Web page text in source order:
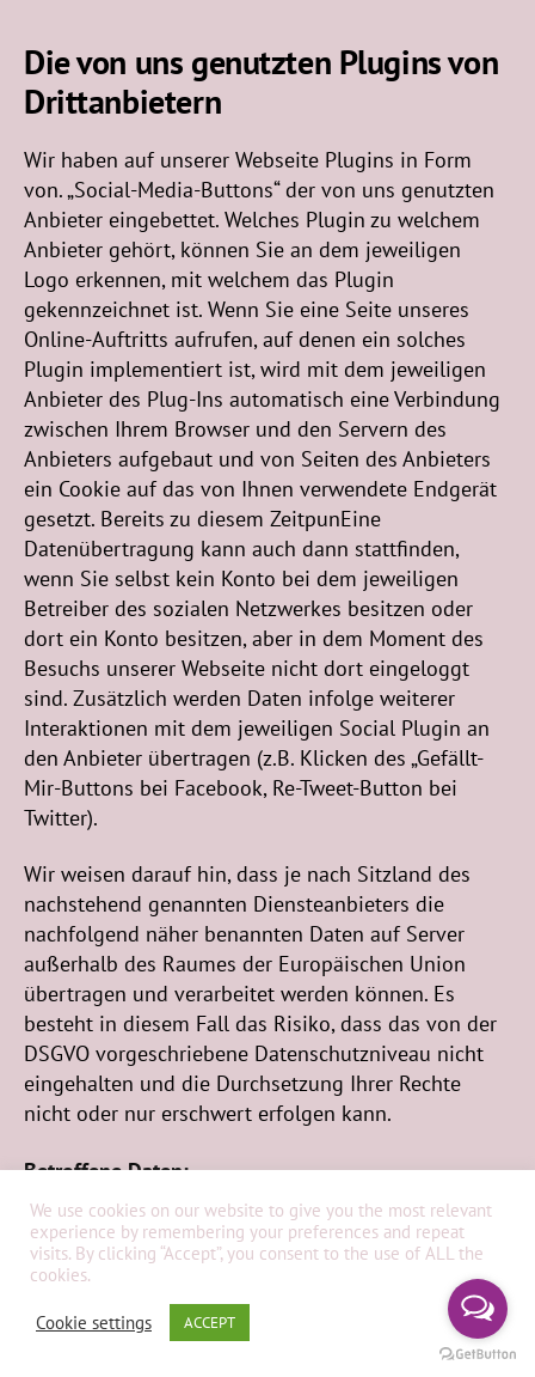
Die von uns genutzten Plugins von
Drittanbietern
Wir haben auf unserer Webseite Plugins in Form
von. „Social-Media-Buttons“ der von uns genutzten
Anbieter eingebettet. Welches Plugin zu welchem
Anbieter gehört, können Sie an dem jeweiligen
Logo erkennen, mit welchem das Plugin
gekennzeichnet ist. Wenn Sie eine Seite unseres
Online-Auftritts aufrufen, auf denen ein solches
Plugin implementiert ist, wird mit dem jeweiligen
Anbieter des Plug-Ins automatisch eine Verbindung
zwischen Ihrem Browser und den Servern des
Anbieters aufgebaut und von Seiten des Anbieters
ein Cookie auf das von Ihnen verwendete Endgerät
gesetzt. Bereits zu diesem ZeitpunEine
Datenübertragung kann auch dann stattfinden,
wenn Sie selbst kein Konto bei dem jeweiligen
Betreiber des sozialen Netzwerkes besitzen oder
dort ein Konto besitzen, aber in dem Moment des
Besuchs unserer Webseite nicht dort eingeloggt
sind. Zusätzlich werden Daten infolge weiterer
Interaktionen mit dem jeweiligen Social Plugin an
den Anbieter übertragen (z.B. Klicken des „Gefällt-
Mir-Buttons bei Facebook, Re-Tweet-Button bei
Twitter).
Wir weisen darauf hin, dass je nach Sitzland des
nachstehend genannten Diensteanbieters die
nachfolgend näher benannten Daten auf Server
außerhalb des Raumes der Europäischen Union
übertragen und verarbeitet werden können. Es
besteht in diesem Fall das Risiko, dass das von der
DSGVO vorgeschriebene Datenschutzniveau nicht
eingehalten und die Durchsetzung Ihrer Rechte
nicht oder nur erschwert erfolgen kann.
Betroffene Daten:
Nutzungsdaten (bspw. Zugriffszeiten, angeklickte
Webseiten)
Kommunikationsdaten (bspw. Informationen über
das genutzte Gerät, IP-Adresse)
We use cookies on our website to give you the most relevant
experience by remembering your preferences and repeat
visits. By clicking “Accept”, you consent to the use of ALL the
cookies.
Cookie settings ACCEPT